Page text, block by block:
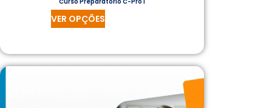
VER OPÇÕES